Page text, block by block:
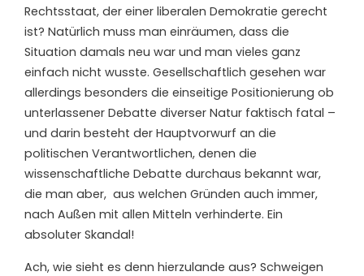
Rechtsstaat, der einer liberalen Demokratie gerecht
ist? Natürlich muss man einräumen, dass die
Situation damals neu war und man vieles ganz
einfach nicht wusste. Gesellschaftlich gesehen war
allerdings besonders die einseitige Positionierung ob
unterlassener Debatte diverser Natur faktisch fatal –
und darin besteht der Hauptvorwurf an die
politischen Verantwortlichen, denen die
wissenschaftliche Debatte durchaus bekannt war,
die man aber, aus welchen Gründen auch immer,
nach Außen mit allen Mitteln verhinderte. Ein
absoluter Skandal!
Ach, wie sieht es denn hierzulande aus? Schweigen